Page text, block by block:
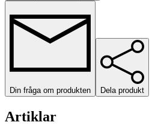
Din fråga om produkten Dela produkt
Artiklar